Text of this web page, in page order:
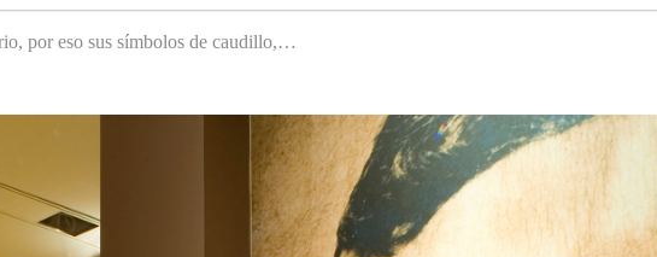
por eso sus símbolos de caudillo,…